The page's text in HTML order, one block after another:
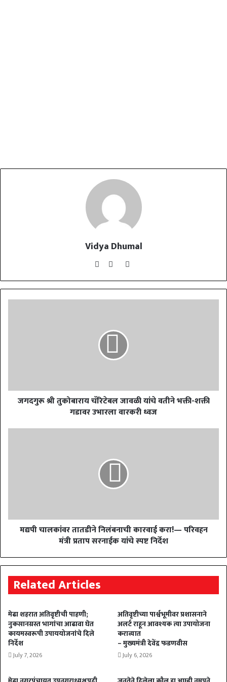
Vidya Dhumal
WebsiteFacebook
YouTube
जगदगुरू श्री तुकोबाराय चॅरिटेबल जावळी यांचे वतीने भक्ती-शक्ती
गडावर उभारला वारकरी ध्वज
मद्यपी चालकांवर तातडीने निलंबनाची कारवाई करा!— परिवहन
मंत्री प्रताप सरनाईक यांचे स्पष्ट निर्देश
Related Articles
मेढा शहरात अतिवृष्टीची पाहणी;
नुकसानग्रस्त भागांचा आढावा घेत
कायमस्वरूपी उपाययोजनांचे दिले
निर्देश
July 7, 2026
अतिवृष्टीच्या पार्श्वभूमीवर प्रशासनाने
अलर्ट राहून आवश्यक त्या उपायोजना
कराव्यात
– मुख्यमंत्री देवेंद्र फडणवीस
July 6, 2026